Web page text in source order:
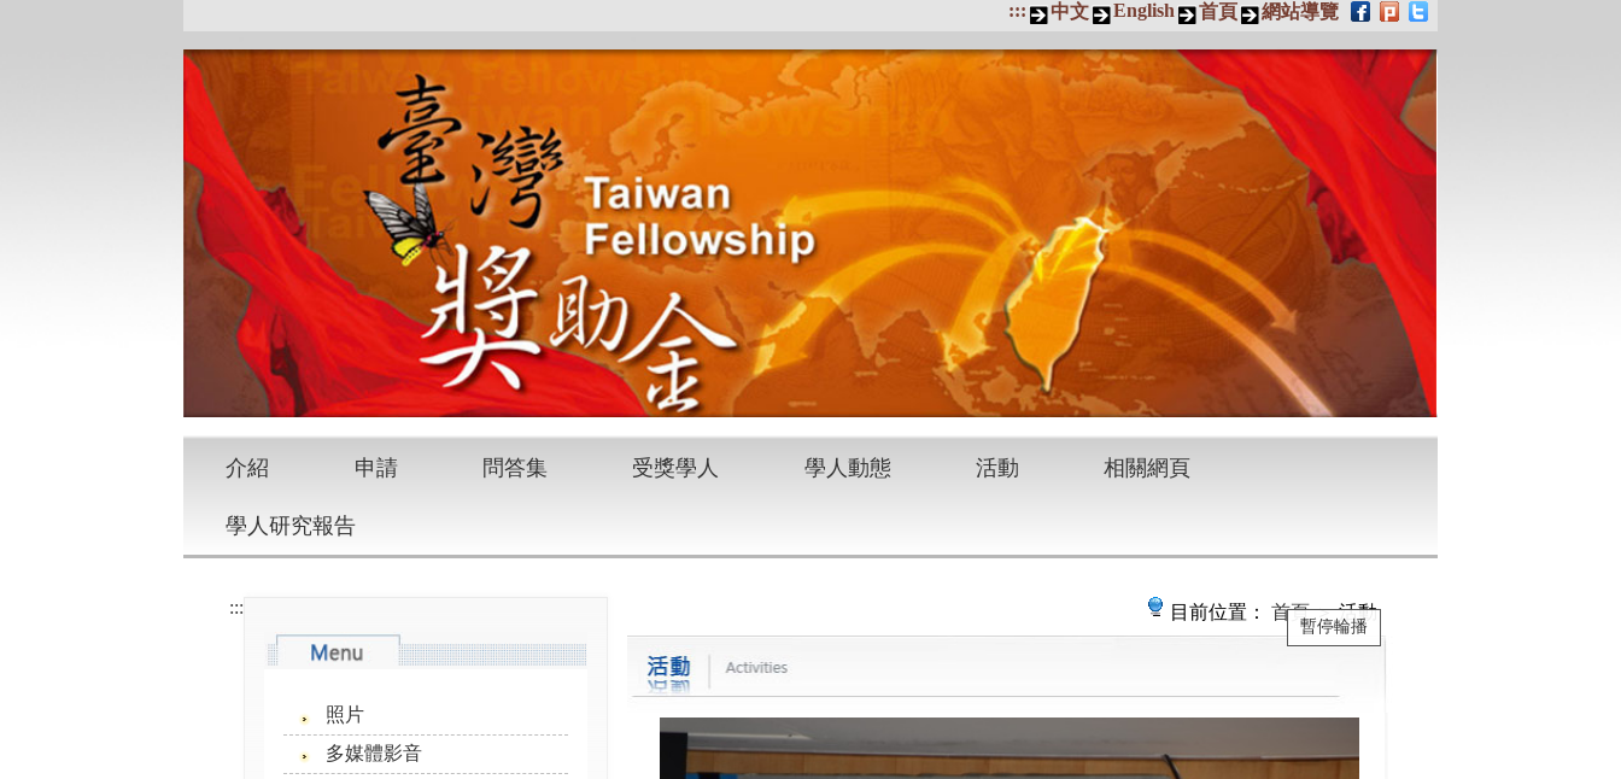
::: 中文 English 首頁 網站導覽
介紹 申請 問答集 受獎學人 學人動態 活動 相關網頁
學人研究報告
:::
照片
多媒體影音
目前位置： 首頁＞ 活動
暫停輪播